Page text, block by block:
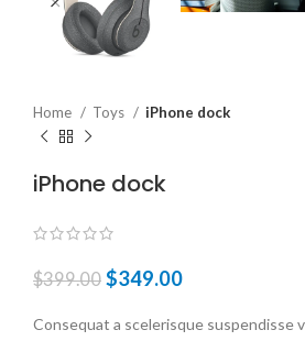
Home Toys iPhone dock
iPhone dock
$399.00 $349.00
Consequat a scelerisque suspendisse